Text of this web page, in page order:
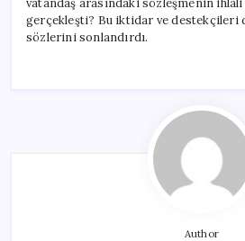
gerçekleşti? Bu iktidar ve destekçileri
sözlerini sonlandırdı.
Author